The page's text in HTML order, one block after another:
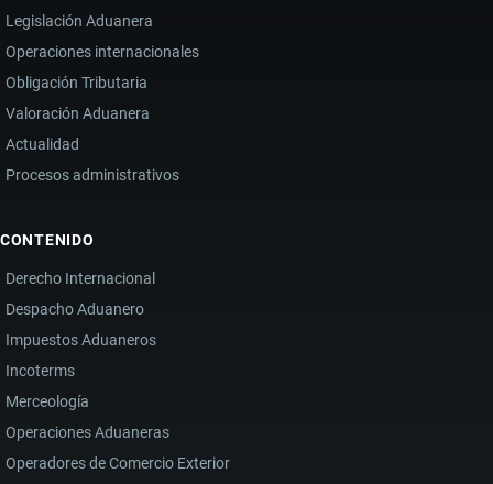
Legislación Aduanera
Operaciones internacionales
Obligación Tributaria
Valoración Aduanera
Actualidad
Procesos administrativos
CONTENIDO
Derecho Internacional
Despacho Aduanero
Impuestos Aduaneros
Incoterms
Merceología
Operaciones Aduaneras
Operadores de Comercio Exterior